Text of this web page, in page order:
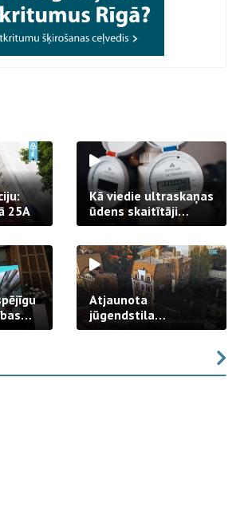
25A
Kā viedie ultraskaņas
ūdens skaitītāji
strādā praksē
Atjaunota
jūgendstila
arhitektūras pērles